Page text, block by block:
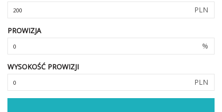
PLN
PROWIZJA
%
WYSOKOŚĆ PROWIZJI
PLN